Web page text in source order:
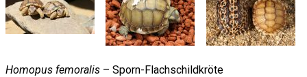
Homopus femoralis – Sporn-Flachschildkröte